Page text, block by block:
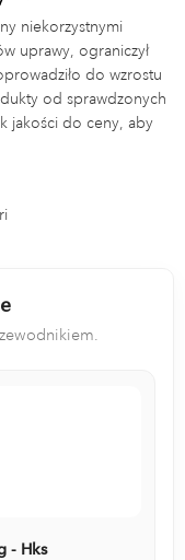
niekorzystnymi
uprawy, ograniczył
do wzrostu
od sprawdzonych
jakości do ceny, aby
- Hks